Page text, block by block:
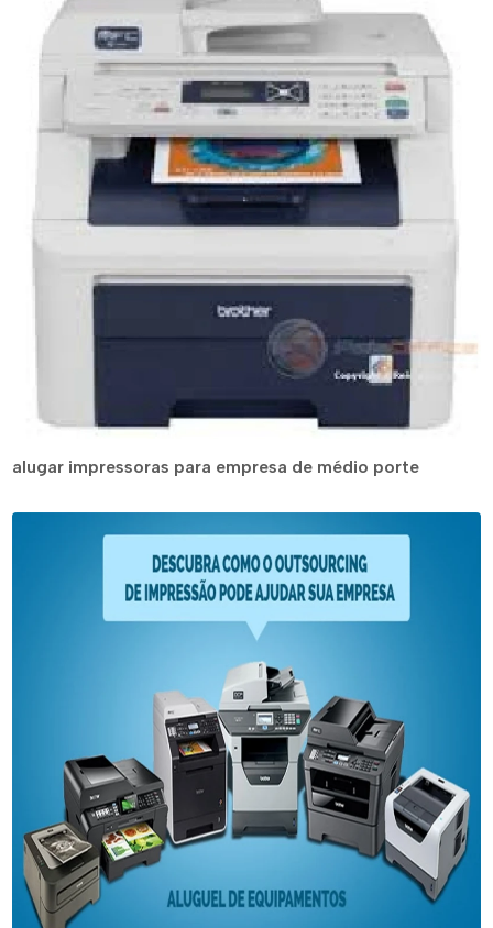
alugar impressoras para empresa de médio porte